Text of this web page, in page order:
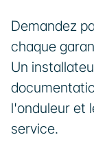
Demandez
chaque
Un
l'onduleur et
service.